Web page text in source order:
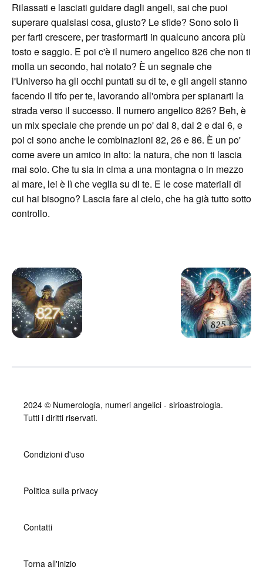
Rilassati e lasciati guidare dagli angeli, sai che puoi
superare qualsiasi cosa, giusto? Le sfide? Sono solo lì
per farti crescere, per trasformarti in qualcuno ancora più
tosto e saggio. E poi c'è il numero angelico 826 che non ti
molla un secondo, hai notato? È un segnale che
l'Universo ha gli occhi puntati su di te, e gli angeli stanno
facendo il tifo per te, lavorando all'ombra per spianarti la
strada verso il successo. Il numero angelico 826? Beh, è
un mix speciale che prende un po' dal 8, dal 2 e dal 6, e
poi ci sono anche le combinazioni 82, 26 e 86. È un po'
come avere un amico in alto: la natura, che non ti lascia
mai solo. Che tu sia in cima a una montagna o in mezzo
al mare, lei è lì che veglia su di te. E le cose materiali di
cui hai bisogno? Lascia fare al cielo, che ha già tutto sotto
controllo.
2024 © Numerologia, numeri angelici - sirioastrologia.
Tutti i diritti riservati.
Condizioni d'uso
Politica sulla privacy
Contatti
Torna all'inizio